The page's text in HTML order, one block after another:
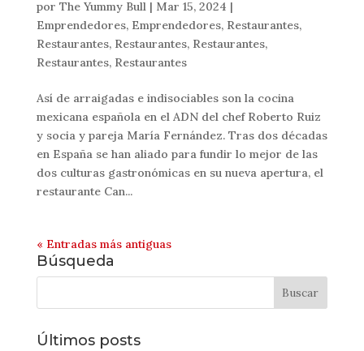
por The Yummy Bull| Mar 15, 2024 |
Emprendedores, Emprendedores, Restaurantes,
Restaurantes, Restaurantes, Restaurantes,
Restaurantes, Restaurantes
Así de arraigadas e indisociables son la cocina
mexicana española en el ADN del chef Roberto Ruiz
y socia y pareja María Fernández. Tras dos décadas
en España se han aliado para fundir lo mejor de las
dos culturas gastronómicas en su nueva apertura, el
restaurante Can...
« Entradas más antiguas
Búsqueda
Últimos posts